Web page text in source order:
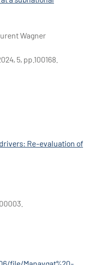
Wagner
5, pp.100168.
Re-evaluation of